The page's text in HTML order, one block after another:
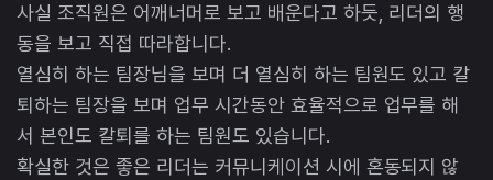
사실 조직원은 어깨너머로 보고 배운다고 하듯, 리더의 행
동을 보고 직접 따라합니다.
열심히 하는 팀장님을 보며 더 열심히 하는 팀원도 있고 칼
퇴하는 팀장을 보며 업무 시간동안 효율적으로 업무를 해
서 본인도 칼퇴를 하는 팀원도 있습니다.
확실한 것은 좋은 리더는 커뮤니케이션 시에 혼동되지 않